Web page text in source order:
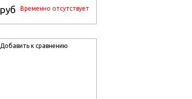
руб Временно отсутствует
Добавить к сравнению